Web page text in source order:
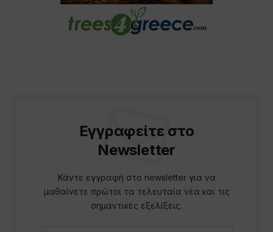
Εγγραφείτε στο
Newsletter
Κάντε εγγραφή στο newsletter για να
μαθαίνετε πρώτοι τα τελευταία νέα και τις
σημαντικές εξελίξεις.